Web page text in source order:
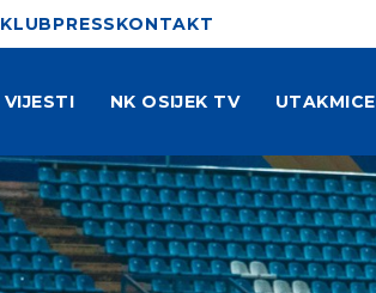
KLUBPRESSKONTAKT
VIJESTI NK OSIJEK TV UTAKMICE